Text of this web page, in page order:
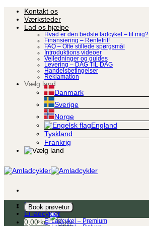
Fortsæt
indhold
Kontakt os
Værksteder
Lad os hjælpe
Hvad er den bedste ladcykel – til mig?
Finansiering – Rentefrit!
FAQ – Ofte stillede spørgsmål
Introduktions videoer
Vejledninger og guides
Levering – DAG TIL DAG
Handelsbetingelser
Reklamation
Vælg land
Danmark
Sverige
Norge
England
Tyskland
Frankrig
Book prøvetur
0,00kr.
Ladcykel
El ladcykler
El Ladcykel – Premium